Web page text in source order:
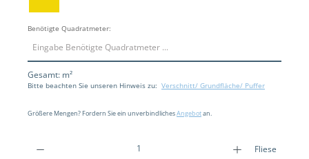
Benötigte Quadratmeter:
Gesamt: m²
Bitte beachten Sie unseren Hinweis zu: Verschnitt/ Grundfläche/ Puffer
Größere Mengen? Fordern Sie ein unverbindlichesAngebotan.
Fliese